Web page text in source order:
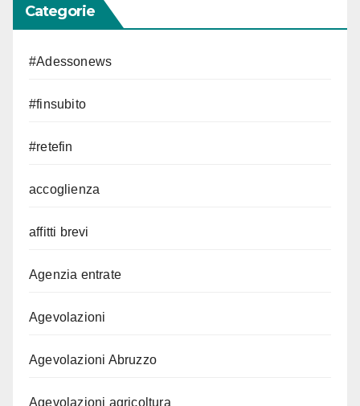
Categorie
#Adessonews
#finsubito
#retefin
accoglienza
affitti brevi
Agenzia entrate
Agevolazioni
Agevolazioni Abruzzo
Agevolazioni agricoltura